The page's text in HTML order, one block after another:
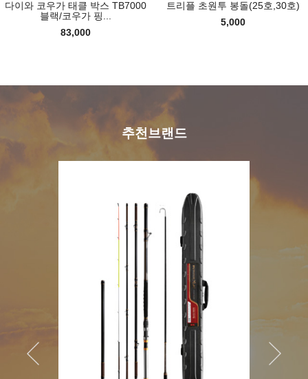
다이와 코우가 태클 박스 TB7000
블랙/코우가 핑...
83,000
트리플 초원투 봉돌(25호,30호)
5,000
추천브랜드